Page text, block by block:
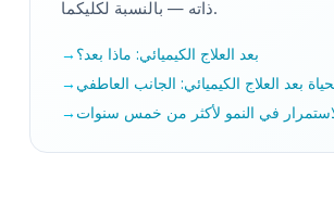
ذاته — بالنسبة لكليكما.
بعد العلاج الكيميائي: ماذا بعد؟
بعد العلاج الكيميائي: الجانب العاطفي
في النمو لأكثر من خمس سنوات